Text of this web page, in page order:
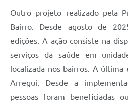
Outro projeto realizado pela
Bairro. Desde agosto de
edições. A ação consiste na
serviços da saúde em
localizada nos bairros. A
Arregui. Desde a
pessoas foram beneficiadas